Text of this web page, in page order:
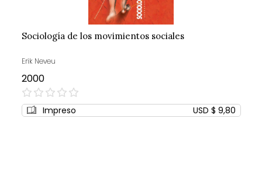
Sociología de los movimientos sociales
Erik Neveu
2000
0%
Impreso USD $ 9,80